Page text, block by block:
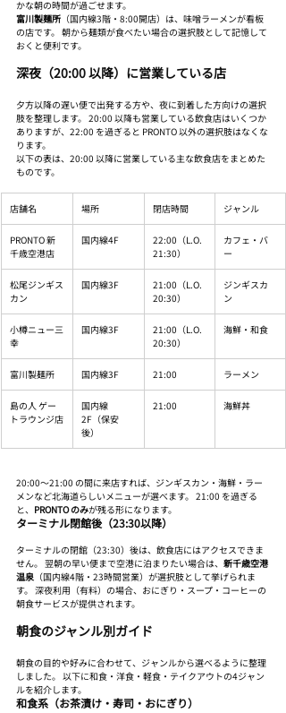
かな朝の時間が過ごせます。
富川製麺所 （国内線3階・8:00開店）は、味噌ラーメンが看板
の店です。 朝から麺類が食べたい場合の選択肢として記憶して
おくと便利です。
深夜（20:00 以降）に営業している店
夕方以降の遅い便で出発する方や、夜に到着した方向けの選択
肢を整理します。 20:00 以降も営業している飲食店はいくつか
ありますが、22:00 を過ぎると PRONTO 以外の選択肢はなくな
ります。
以下の表は、20:00 以降に営業している主な飲食店をまとめた
ものです。
店舗名 場所 閉店時間 ジャンル
PRONTO 新
千歳空港店
国内線4F
22:00（L.O.
21:30）
カフェ・バ
ー
松尾ジンギス
カン
国内線3F
21:00（L.O.
20:30）
ジンギスカ
ン
小樽ニュー三
幸
国内線3F
21:00（L.O.
20:30）
海鮮・和食
富川製麺所 国内線3F 21:00 ラーメン
島の人 ゲー
トラウンジ店
国内線
2F（保安
後）
21:00 海鮮丼
20:00〜21:00 の間に来店すれば、ジンギスカン・海鮮・ラー
メンなど北海道らしいメニューが選べます。 21:00 を過ぎる
と、 PRONTO のみが残る形になります。
ターミナル閉館後（23:30以降）
ターミナルの閉館（23:30）後は、飲食店にはアクセスできま
せん。 翌朝の早い便まで空港に泊まりたい場合は、 新千歳空港
温泉 （国内線4階・23時間営業）が選択肢として挙げられま
す。 深夜利用（有料）の場合、おにぎり・スープ・コーヒーの
朝食サービスが提供されます。
朝食のジャンル別ガイド
朝食の目的や好みに合わせて、ジャンルから選べるように整理
しました。 以下に和食・洋食・軽食・テイクアウトの4ジャン
ルを紹介します。
和食系（お茶漬け・寿司・おにぎり）